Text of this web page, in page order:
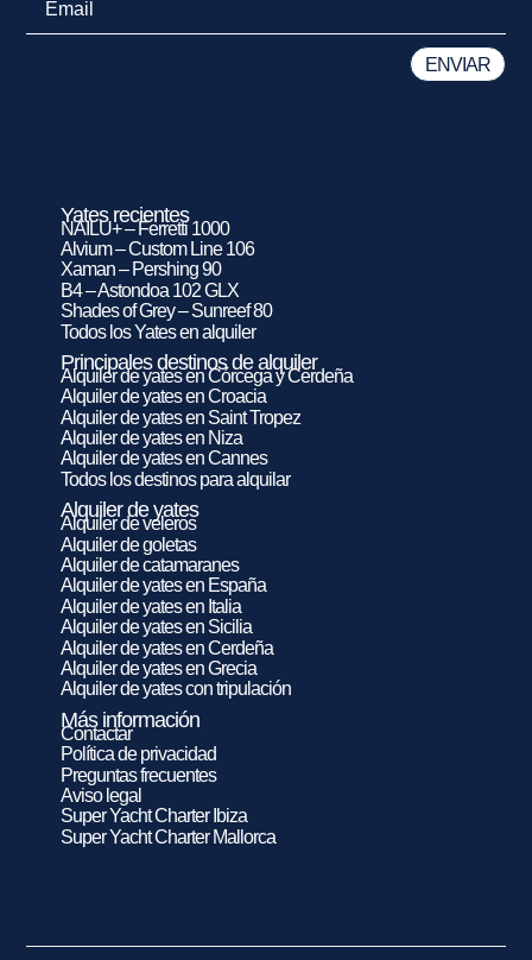
Yates recientes
NAILU+ – Ferretti 1000
Alvium – Custom Line 106
Xaman – Pershing 90
B4 – Astondoa 102 GLX
Shades of Grey – Sunreef 80
Todos los Yates en alquiler
Principales destinos de alquiler
Alquiler de yates en Córcega y Cerdeña
Alquiler de yates en Croacia
Alquiler de yates en Saint Tropez
Alquiler de yates en Niza
Alquiler de yates en Cannes
Todos los destinos para alquilar
Alquiler de yates
Alquiler de veleros
Alquiler de goletas
Alquiler de catamaranes
Alquiler de yates en España
Alquiler de yates en Italia
Alquiler de yates en Sicilia
Alquiler de yates en Cerdeña
Alquiler de yates en Grecia
Alquiler de yates con tripulación
Más información
Contactar
Política de privacidad
Preguntas frecuentes
Aviso legal
Super Yacht Charter Ibiza
Super Yacht Charter Mallorca